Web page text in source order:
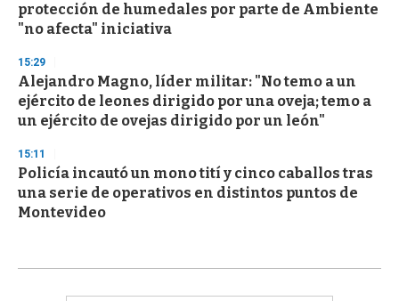
protección de humedales por parte de Ambiente
"no afecta" iniciativa
15:29
Alejandro Magno, líder militar: "No temo a un
ejército de leones dirigido por una oveja; temo a
un ejército de ovejas dirigido por un león"
15:11
Policía incautó un mono tití y cinco caballos tras
una serie de operativos en distintos puntos de
Montevideo